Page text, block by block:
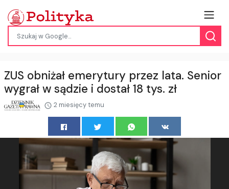
ZUS obniżał emerytury przez lata. Senior
wygrał w sądzie i dostał 18 tys. zł
2 miesięcy temu